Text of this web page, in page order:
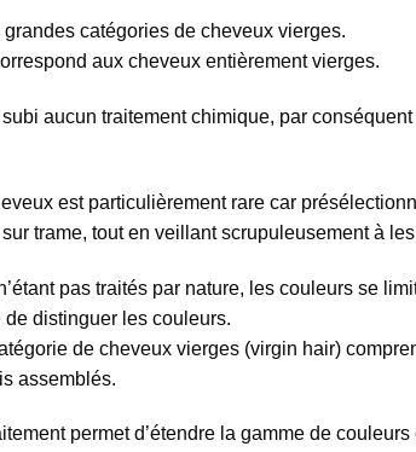
grandes catégories de cheveux vierges.
aux cheveux entièrement vierges.
subi aucun traitement chimique, par
est particulièrement rare car
sur trame, tout en veillant scrupuleusement à
pas traités par nature, les couleurs se
de distinguer les couleurs.
de cheveux vierges (virgin hair)
assemblés.
permet d’étendre la gamme de